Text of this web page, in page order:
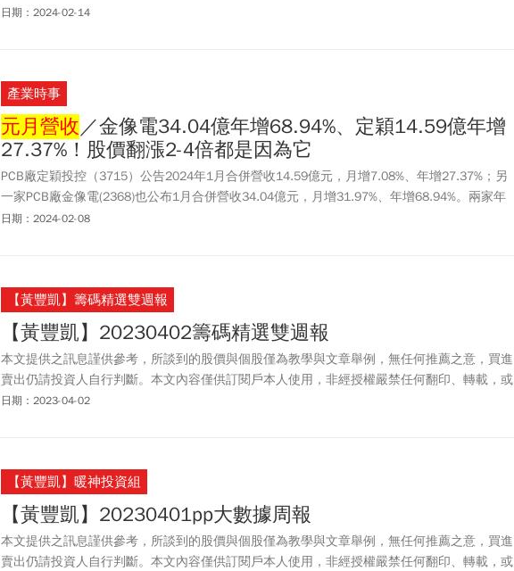
為會在2月15日台股開紅盤當日上演，卻因為美國消費者物價指數（CPI）攪局，出現雜音。
日期：2024-02-14
產業時事
元月營收／金像電34.04億年增68.94%、定穎14.59億年增
27.37%！股價翻漲2-4倍都是因為它
PCB廠定穎投控（3715）公告2024年1月合併營收14.59億元，月增7.08%、年增27.37%；另
一家PCB廠金像電(2368)也公布1月合併營收34.04億元，月增31.97%、年增68.94%。兩家年
增率都呈現雙位數，主要是去年同期為過年，基期相對低。
日期：2024-02-08
【黃豐凱】籌碼精選雙週報
【黃豐凱】20230402籌碼精選雙週報
本文提供之訊息謹供參考，所談到的股價與個股僅為教學與文章舉例，無任何推薦之意，買進
賣出仍請投資人自行判斷。本文內容僅供訂閱戶本人使用，非經授權嚴禁任何翻印、轉載，或
以任何型態傳播於他人。
日期：2023-04-02
【黃豐凱】暖神投資組
【黃豐凱】20230401pp大數據周報
本文提供之訊息謹供參考，所談到的股價與個股僅為教學與文章舉例，無任何推薦之意，買進
賣出仍請投資人自行判斷。本文內容僅供訂閱戶本人使用，非經授權嚴禁任何翻印、轉載，或